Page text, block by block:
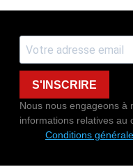
S'INSCRIRE
Nous nous engageons à
informations relatives au
Conditions